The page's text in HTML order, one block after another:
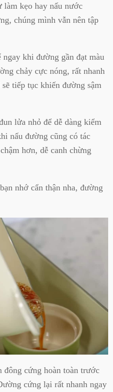
làm kẹo hay nấu nước
chúng mình vẫn nên tập
ngay khi đường gần đạt màu
chảy cực nóng, rất nhanh
tiếp tục khiến đường sậm
lửa nhỏ để dễ dàng kiểm
nấu đường cũng có tác
hơn, dễ canh chừng
nhớ cẩn thận nha, đường
đông cứng hoàn toàn trước
cứng lại rất nhanh ngay